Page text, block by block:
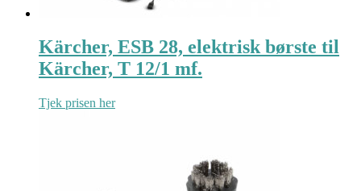
Kärcher, ESB 28, elektrisk børste til
Kärcher, T 12/1 mf.
Tjek prisen her